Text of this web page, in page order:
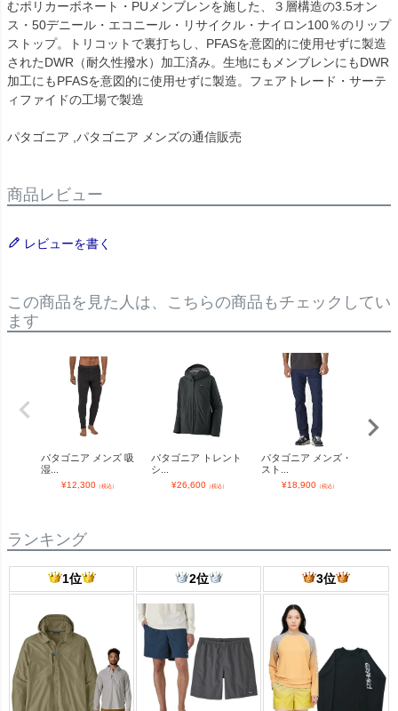
むポリカーボネート・PUメンブレンを施した、３層構造の3.5オン
ス・50デニール・エコニール・リサイクル・ナイロン100％のリップ
ストップ。トリコットで裏打ちし、PFASを意図的に使用せずに製造
されたDWR（耐久性撥水）加工済み。生地にもメンブレンにもDWR
加工にもPFASを意図的に使用せずに製造。フェアトレード・サーテ
ィファイドの工場で製造
パタゴニア ,パタゴニア メンズの通信販売
商品レビュー
レビューを書く
この商品を見た人は、こちらの商品もチェックしてい
ます
パタゴニア メンズ 吸
湿...
¥12,300（税込）
パタゴニア トレント
シ...
¥26,600（税込）
パタゴニア メンズ・
スト...
¥18,900（税込）
ランキング
1位 2位 3位